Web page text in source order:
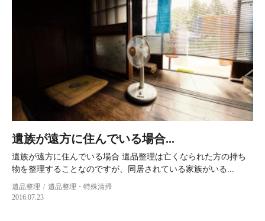
遺族が遠方に住んでいる場合...
遺族が遠方に住んでいる場合 遺品整理は亡くなられた方の持ち
物を整理することなのですが、同居されている家族がいる...
遺品整理
遺品整理・特殊清掃
2016.07.23